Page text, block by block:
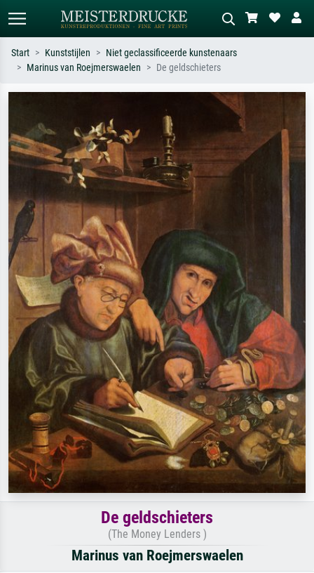
Monet, Sterrennacht, impressionisme,
Hokusai-golf, naakt.
Beschrijf de scène – bijv. groene
weide, abstract met veel rood, donker
olieverfschilderij, staand naakt naast
een boom.
Start Kunststijlen
Niet geclassificeerde kunstenaars
Marinus van Roejmerswaelen
De geldschieters
De geldschieters
(The Money Lenders )
Marinus van Roejmerswaelen